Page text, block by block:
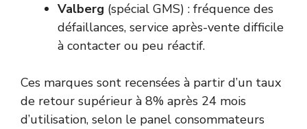
Valberg (spécial GMS) : fréquence des
défaillances, service après-vente difficile
à contacter ou peu réactif.
Ces marques sont recensées à partir d’un taux
de retour supérieur à 8% après 24 mois
d’utilisation, selon le panel consommateurs